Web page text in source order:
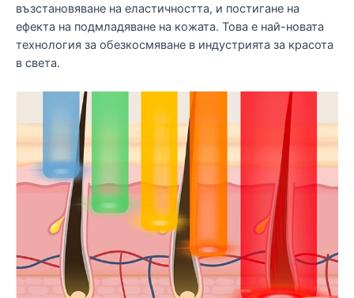
възстановяване на еластичността, и постигане на
ефекта на подмладяване на кожата. Това е най-новата
технология за обезкосмяване в индустрията за красота
в света.